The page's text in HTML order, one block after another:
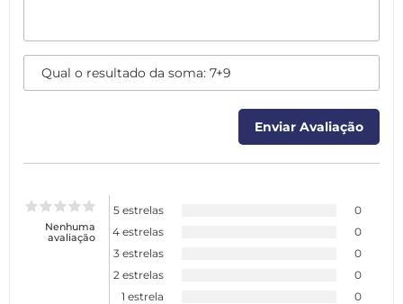
Nenhuma
avaliação
5 estrelas
0
4 estrelas
0
3 estrelas
0
2 estrelas
0
1 estrela
0